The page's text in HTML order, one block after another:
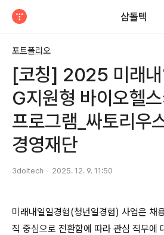
삼돌텍
포트폴리오
[코칭] 2025 미래내
G지원형 바이오헬
프로그램_싸토리우
경영재단
3doltech 2025. 12. 9. 11:50
미래내일일경험(청년일경험) 사업은 채
직 중심으로 전환함에 따라 관심 직무에